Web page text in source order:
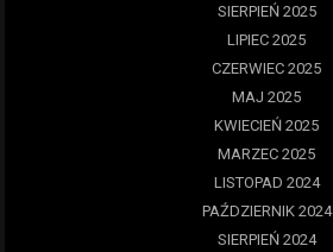
SIERPIEŃ 2025
LIPIEC 2025
CZERWIEC 2025
MAJ 2025
KWIECIEŃ 2025
MARZEC 2025
LISTOPAD 2024
PAŹDZIERNIK 2024
SIERPIEŃ 2024